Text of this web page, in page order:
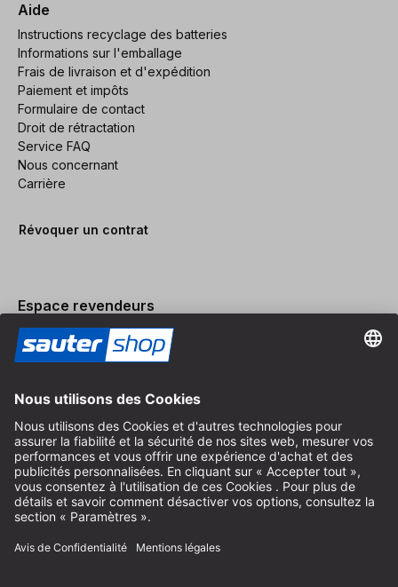
Aide
Instructions recyclage des batteries
Informations sur l'emballage
Frais de livraison et d'expédition
Paiement et impôts
Formulaire de contact
Droit de rétractation
Service FAQ
Nous concernant
Carrière
Révoquer un contrat
Espace revendeurs
Devenir revendeur
Mentions légales
Conditions Générales
Protection des Données
Paramètres des Cookies